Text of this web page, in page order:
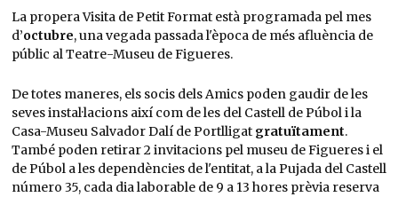
La propera Visita de Petit Format està programada pel mes
d’octubre, una vegada passada l'època de més afluència de
públic al Teatre-Museu de Figueres.
De totes maneres, els socis dels Amics poden gaudir de les
seves instal·lacions així com de les del Castell de Púbol i la
Casa-Museu Salvador Dalí de Portlligat gratuïtament.
També poden retirar 2 invitacions pel museu de Figueres i el
de Púbol a les dependències de l'entitat, a la Pujada del Castell
número 35, cada dia laborable de 9 a 13 hores prèvia reserva